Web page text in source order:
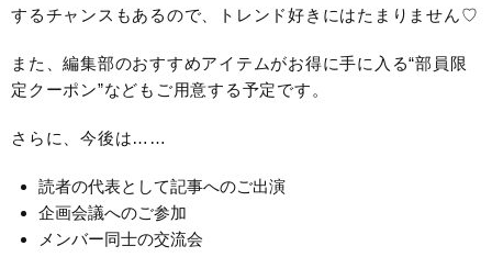
するチャンスもあるので、トレンド好きにはたまりません♡
また、編集部のおすすめアイテムがお得に手に入る“部員限
定クーポン”などもご用意する予定です。
さらに、今後は……
読者の代表として記事へのご出演
企画会議へのご参加
メンバー同士の交流会